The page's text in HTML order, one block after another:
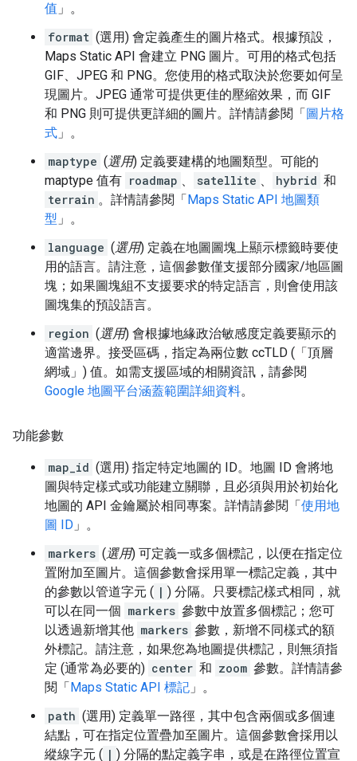
值 」。
format (選用) 會定義產生的圖片格式。根據預設，
Maps Static API 會建立 PNG 圖片。可用的格式包括
GIF、JPEG 和 PNG。您使用的格式取決於您要如何呈
現圖片。JPEG 通常可提供更佳的壓縮效果，而 GIF
和 PNG 則可提供更詳細的圖片。詳情請參閱「圖片格
式 」。
maptype (選用) 定義要建構的地圖類型。可能的
maptype 值有 roadmap 、 satellite 、 hybrid 和
terrain 。詳情請參閱「Maps Static API 地圖類
型 」。
language (選用) 定義在地圖圖塊上顯示標籤時要使
用的語言。請注意，這個參數僅支援部分國家/地區圖
塊；如果圖塊組不支援要求的特定語言，則會使用該
圖塊集的預設語言。
region (選用) 會根據地緣政治敏感度定義要顯示的
適當邊界。接受區碼，指定為兩位數 ccTLD (「頂層
網域」) 值。如需支援區域的相關資訊，請參閱
Google 地圖平台涵蓋範圍詳細資料。
功能參數
map_id (選用) 指定特定地圖的 ID。地圖 ID 會將地
圖與特定樣式或功能建立關聯，且必須與用於初始化
地圖的 API 金鑰屬於相同專案。詳情請參閱「使用地
圖 ID 」。
markers (選用) 可定義一或多個標記，以便在指定位
置附加至圖片。這個參數會採用單一標記定義，其中
的參數以管道字元 ( | ) 分隔。只要標記樣式相同，就
可以在同一個 markers 參數中放置多個標記；您可
以透過新增其他 markers 參數，新增不同樣式的額
外標記。請注意，如果您為地圖提供標記，則無須指
定 (通常為必要的) center 和 zoom 參數。詳情請參
閱「Maps Static API 標記 」。
path (選用) 定義單一路徑，其中包含兩個或多個連
結點，可在指定位置疊加至圖片。這個參數會採用以
縱線字元 ( | ) 分隔的點定義字串，或是在路徑位置宣